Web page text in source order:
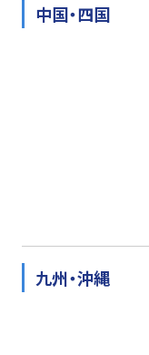
中国・四国
九州・沖縄